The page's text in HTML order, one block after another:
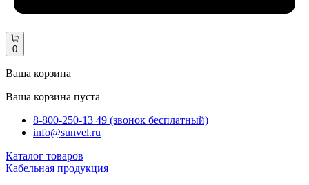
0
Ваша корзина
Ваша корзина пуста
8-800-250-13 49 (звонок бесплатный)
info@sunvel.ru
Каталог товаров
Кабельная продукция